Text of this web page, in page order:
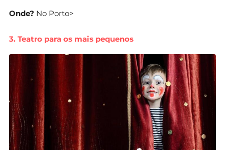
Onde? No Porto>
3. Teatro para os mais pequenos